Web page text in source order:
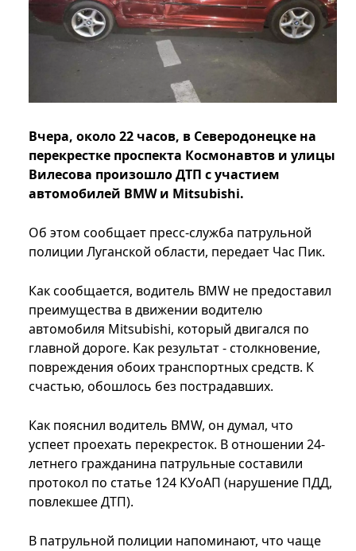
Вчера, около 22 часов, в Северодонецке на
перекрестке проспекта Космонавтов и улицы
Вилесова произошло ДТП с участием
автомобилей BMW и Mitsubishi.
Об этом сообщает пресс-служба патрульной
полиции Луганской области, передает Час Пик.
Как сообщается, водитель BMW не предоставил
преимущества в движении водителю
автомобиля Mitsubishi, который двигался по
главной дороге. Как результат - столкновение,
повреждения обоих транспортных средств. К
счастью, обошлось без пострадавших.
Как пояснил водитель BMW, он думал, что
успеет проехать перекресток. В отношении 24-
летнего гражданина патрульные составили
протокол по статье 124 КУоАП (нарушение ПДД,
повлекшее ДТП).
В патрульной полиции напоминают, что чаще